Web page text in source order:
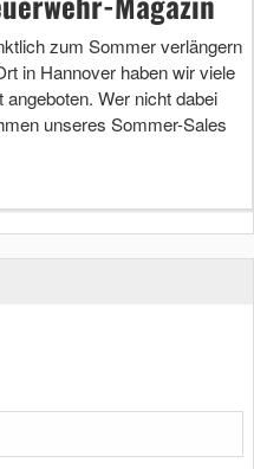
zum Sommer verlängern
in Hannover haben wir viele
Wer nicht dabei
unseres Sommer-Sales